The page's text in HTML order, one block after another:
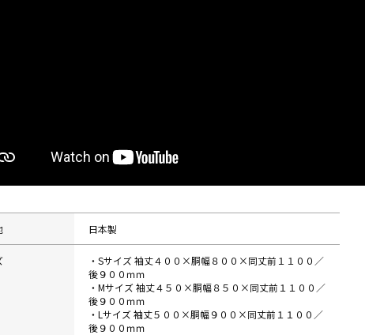
日本製
・Sサイズ 袖丈４００×胴幅８００×同丈前１１００／
後９００ｍｍ
・Mサイズ 袖丈４５０×胴幅８５０×同丈前１１００／
後９００ｍｍ
・Lサイズ 袖丈５００×胴幅９００×同丈前１１００／
後９００ｍｍ